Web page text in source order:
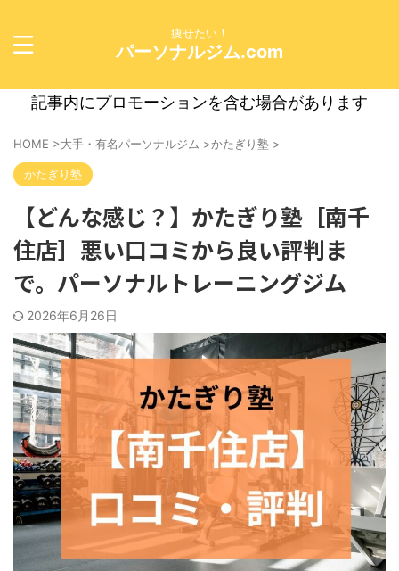
痩せたい！
パーソナルジム.com
記事内にプロモーションを含む場合があります
HOME >大手・有名パーソナルジム >かたぎり塾 >
かたぎり塾
【どんな感じ？】かたぎり塾［南千
住店］悪い口コミから良い評判ま
で。パーソナルトレーニングジム
2026年6月26日